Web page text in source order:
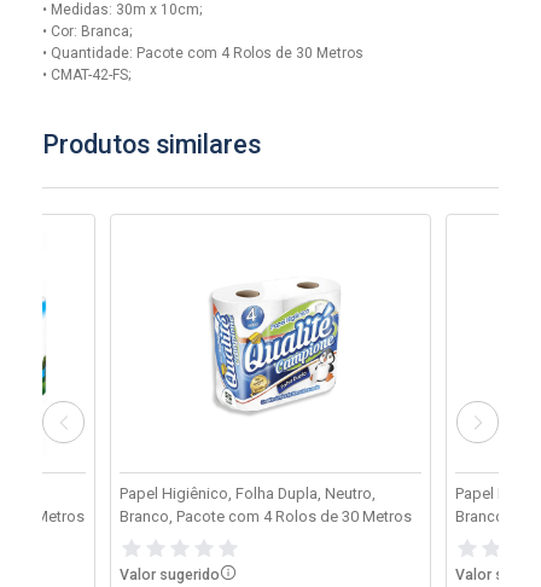
• Medidas: 30m x 10cm;
• Cor: Branca;
• Quantidade: Pacote com 4 Rolos de 30 Metros
• CMAT-42-FS;
Produtos similares
30 Metros
Papel Higiênico, Folha Dupla, Neutro,
Branco, Pacote com 4 Rolos de 30 Metros
Valor sugerido
Papel
Branco,
Valor